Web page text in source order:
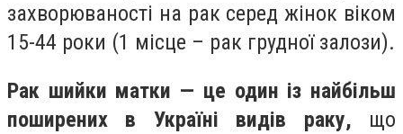
захворюваності на рак серед жінок віком
15-44 роки (1 місце – рак грудної залози).
Рак шийки матки — це один із найбільш
поширених в Україні видів раку, що